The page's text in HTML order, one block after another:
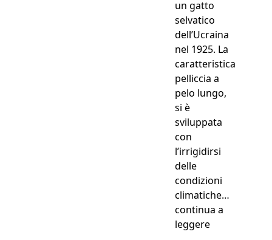
un gatto
selvatico
dell’Ucraina
nel 1925. La
caratteristica
pelliccia a
pelo lungo,
si è
sviluppata
con
l’irrigidirsi
delle
condizioni
climatiche…
continua a
leggere“Il Siberiano”